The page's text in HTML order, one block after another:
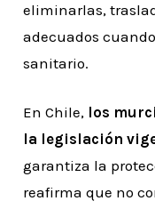
eliminarlas,
adecuados
sanitario.
En Chile, los
la legislación
garantiza la
reafirma que no